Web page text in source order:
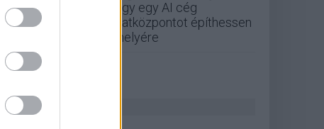
hogy egy AI cég
adatközpontot építhessen
a helyére
ZÖLD PÁLYA